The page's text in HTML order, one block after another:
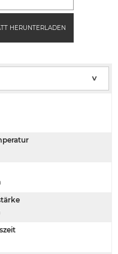
HERUNTERLADEN